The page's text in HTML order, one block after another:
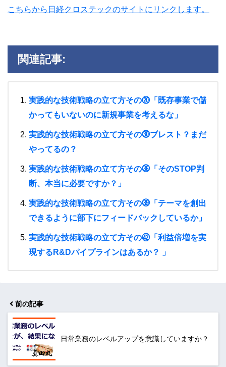
こちらから日経クロステックのサイトにリンクします。
関連記事:
実践的な技術戦略の立て方その⑳「既存事業で儲
かってもいないのに新規事業を考えるな」
実践的な技術戦略の立て方その㉚ブレスト？まだ
やってるの？
実践的な技術戦略の立て方その㊱「そのSTOP判
断、本当に必要ですか？」
実践的な技術戦略の立て方その㊴「テーマを創出
できるように部下にフィードバックしているか」
実践的な技術戦略の立て方その㊷「利益倍増を実
現するR&Dパイプラインはあるか？ 」
前の記事
日常業務のレベルアップを意識していますか？